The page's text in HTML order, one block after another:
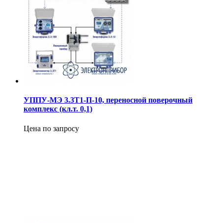
УППУ-МЭ 3.3Т1-П-10, переносной поверочный
комплекс (кл.т. 0,1)
Цена по запросу